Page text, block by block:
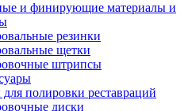
и финирующие материалы и
резинки
щетки
штрипсы
полировки реставраций
диски